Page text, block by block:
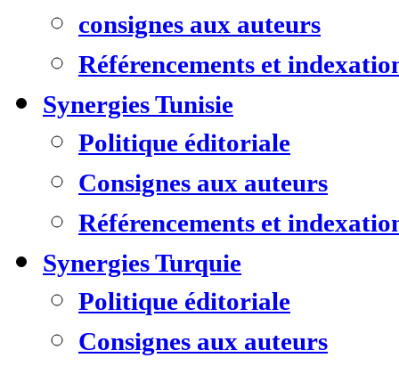
consignes aux auteurs
Référencements et
Synergies Tunisie
Politique éditoriale
Consignes aux auteurs
Référencements et
Synergies Turquie
Politique éditoriale
Consignes aux auteurs